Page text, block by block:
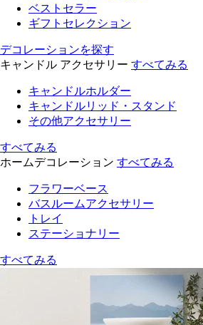
ベストセラー
ギフトセレクション
デコレーションを探す
キャンドル アクセサリー すべてみる
キャンドルホルダー
キャンドルリッド・スタンド
その他アクセサリー
すべてみる
ホームデコレーション すべてみる
フラワーベース
バスルームアクセサリー
トレイ
ステーショナリー
すべてみる